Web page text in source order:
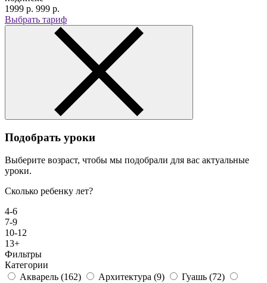
1999 p. 999 p.
Выбрать тариф
Подобрать уроки
Выберите возраст, чтобы мы подобрали для вас актуальные
уроки.
Сколько ребенку лет?
4-6
7-9
10-12
13+
Фильтры
Категории
Акварель (162) Архитектура (9) Гуашь (72)